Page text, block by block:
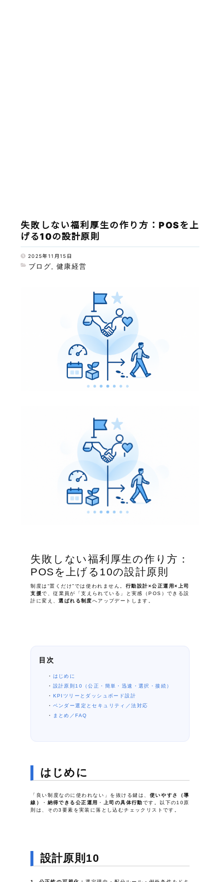
失敗しない福利厚生の作り方：POSを上
げる10の設計原則
2025年11月15日
ブログ 健康経営
失敗しない福利厚生の作り方：
POSを上げる10の設計原則
制度は“置くだけ”では使われません。 行動設計×公正運用×上司
支援で、従業員が「支えられている」と実感（POS）できる設
計に変え、選ばれる制度へアップデートします。
目次
はじめに
設計原則10（公正・簡単・迅速・選択・接続）
KPIツリーとダッシュボード設計
ベンダー選定とセキュリティ／法対応
まとめ／FAQ
はじめに
「良い制度なのに使われない」を抜ける鍵は、 使いやすさ（導
線）
・ 納得できる公正運用 ・ 上司の具体行動です。以下の10原
則は、その3要素を実装に落とし込むチェックリストです。
設計原則10